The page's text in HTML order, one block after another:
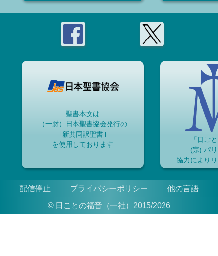
聖書本文は
（一財）日本聖書協会発行の
｢新共同訳聖書｣
を使用しております
「日ご
(宗) パ
協力により
配信停止 プライバシーポリシー 他の言語
© 日ことの福音（一社）2015/2026